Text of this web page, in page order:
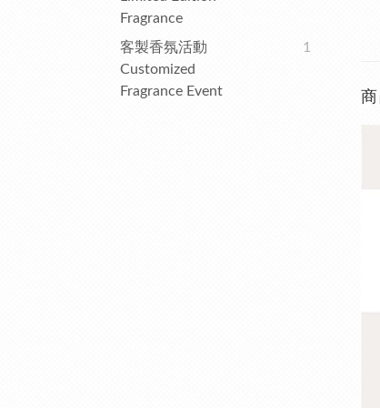
Fragrance
客製香氛活動
Customized
Fragrance Event
1